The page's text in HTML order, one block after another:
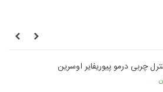
چربی درمو پیوریفایر اوسرین